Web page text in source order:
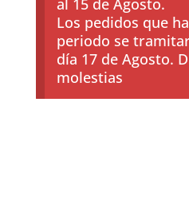
al 15 de Agosto.
Los pedidos que
periodo se
día 17 de Agosto.
molestias